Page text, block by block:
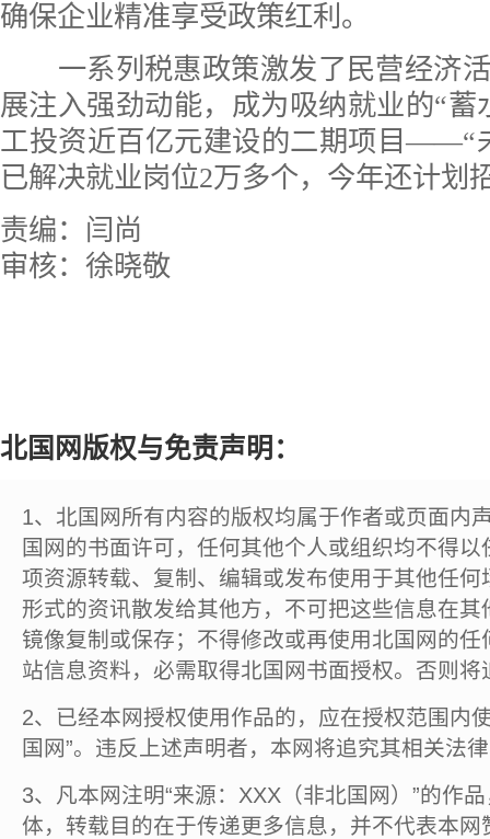
确保企业精准享受政策红利。
一系列税惠政策激发了民营经济活
展注入强劲动能，成为吸纳就业的“蓄
工投资近百亿元建设的二期项目——“
已解决就业岗位2万多个，今年还计划
责编：闫尚
审核：徐晓敬
北国网版权与免责声明：
1、北国网所有内容的版权均属于作者或页面内
国网的书面许可，任何其他个人或组织均不得
项资源转载、复制、编辑或发布使用于其他任
形式的资讯散发给其他方，不可把这些信息在
镜像复制或保存；不得修改或再使用北国网的
站信息资料，必需取得北国网书面授权。否则将
2、已经本网授权使用作品的，应在授权范围内
国网”。违反上述声明者，本网将追究其相关法
3、凡本网注明“来源：XXX（非北国网）”的作
体，转载目的在于传递更多信息，并不代表本